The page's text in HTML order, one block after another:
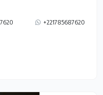
+221785687620